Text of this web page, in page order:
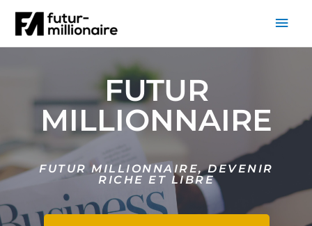
FUTUR
MILLIONNAIRE
FUTUR MILLIONNAIRE, DEVENIR
RICHE ET LIBRE